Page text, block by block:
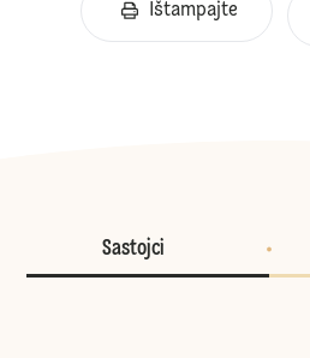
Ištampajte
Sastojci